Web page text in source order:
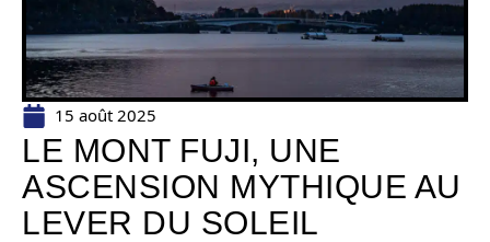
15 août 2025
LE MONT FUJI, UNE
ASCENSION MYTHIQUE AU
LEVER DU SOLEIL